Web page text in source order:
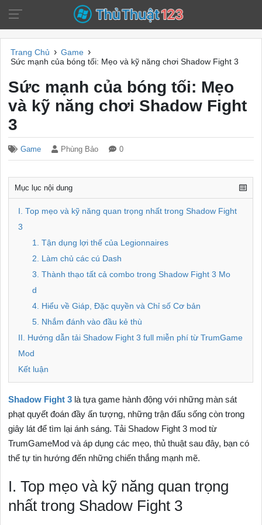
Trang Chủ › Game ›
Sức mạnh của bóng tối: Mẹo và kỹ năng chơi Shadow Fight 3
Sức mạnh của bóng tối: Mẹo
và kỹ năng chơi Shadow Fight
3
Game Phùng Bảo 0
Mục lục nội dung
I. Top mẹo và kỹ năng quan trọng nhất trong Shadow Fight
3
1. Tận dụng lợi thế của Legionnaires
2. Làm chủ các cú Dash
3. Thành thạo tất cả combo trong Shadow Fight 3 Mo
d
4. Hiểu về Giáp, Đặc quyền và Chỉ số Cơ bản
5. Nhắm đánh vào đầu kẻ thù
II. Hướng dẫn tải Shadow Fight 3 full miễn phí từ TrumGame
Mod
Kết luận
Shadow Fight 3 là tựa game hành động với những màn sát
phạt quyết đoán đầy ấn tượng, những trận đấu sống còn trong
giây lát để tìm lại ánh sáng. Tải Shadow Fight 3 mod từ
TrumGameMod và áp dụng các mẹo, thủ thuật sau đây, bạn có
thể tự tin hướng đến những chiến thắng mạnh mẽ.
I. Top mẹo và kỹ năng quan trọng
nhất trong Shadow Fight 3